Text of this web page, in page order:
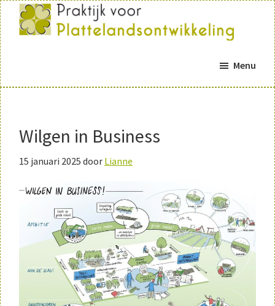
Door
naar
de
hoofd
inhoud
Spring
naar
de
eerste
sidebarplattelandsontwikkeling
Menu
Wilgen in Business
15 januari 2025 door Lianne